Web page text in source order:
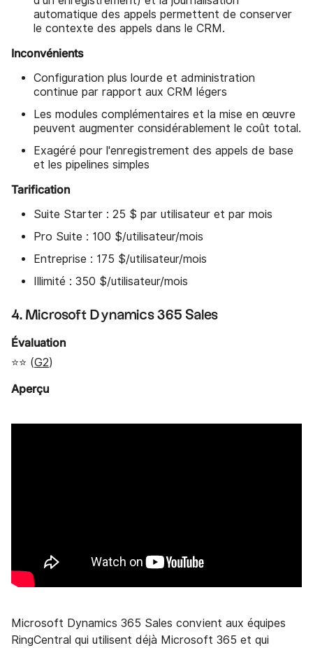
automatique des appels permettent de conserver
le contexte des appels dans le CRM.
Inconvénients
Configuration plus lourde et administration
continue par rapport aux CRM légers
Les modules complémentaires et la mise en œuvre
peuvent augmenter considérablement le coût total.
Exagéré pour l'enregistrement des appels de base
et les pipelines simples
Tarification
Suite Starter : 25 $ par utilisateur et par mois
Pro Suite : 100 $/utilisateur/mois
Entreprise : 175 $/utilisateur/mois
Illimité : 350 $/utilisateur/mois
4. Microsoft Dynamics 365 Sales
Évaluation
⭐⭐ (G2)
Aperçu
Microsoft Dynamics 365 Sales convient aux équipes
RingCentral qui utilisent déjà Microsoft 365 et qui